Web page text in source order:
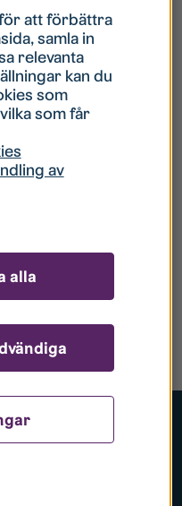
att förbättra
samla in
relevanta
kan du
som
som får
av
alla